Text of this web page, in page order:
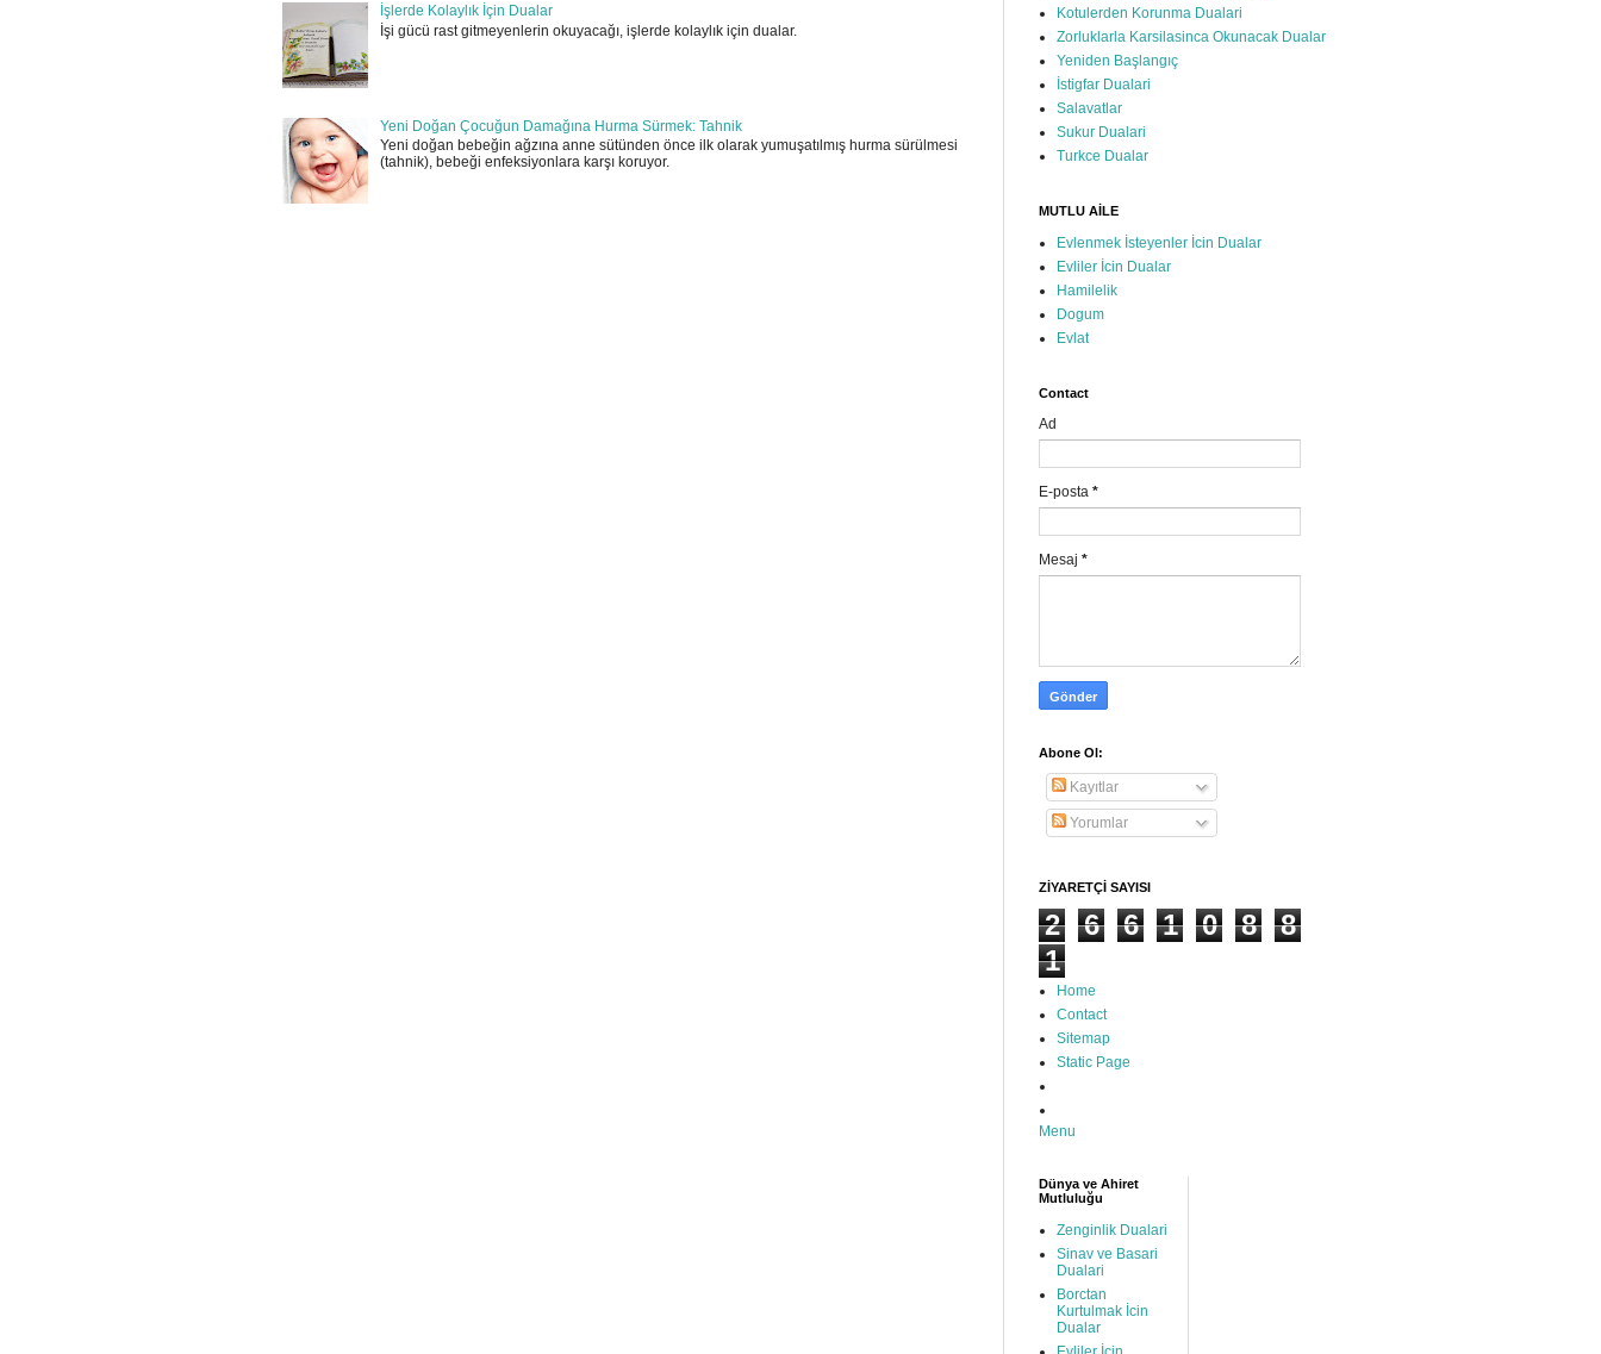
İşlerde Kolaylık İçin Dualar
İşi gücü rast gitmeyenlerin okuyacağı, işlerde kolaylık için dualar.
Yeni Doğan Çocuğun Damağına Hurma Sürmek: Tahnik
Yeni doğan bebeğin ağzına anne sütünden önce ilk olarak yumuşatılmış hurma sürülmesi
(tahnik), bebeği enfeksiyonlara karşı koruyor.
Kotulerden Korunma Dualari
Zorluklarla Karsilasinca Okunacak Dualar
Yeniden Başlangıç
İstigfar Dualari
Salavatlar
Sukur Dualari
Turkce Dualar
MUTLU AİLE
Evlenmek İsteyenler İcin Dualar
Evliler İcin Dualar
Hamilelik
Dogum
Evlat
Contact
Ad
E-posta *
Mesaj *
Abone Ol:
Kayıtlar
Yorumlar
ZİYARETÇİ SAYISI
2 6 6 1 0 8
8
1
Home
Contact
Sitemap
Static Page
Menu
Dünya ve Ahiret
Mutluluğu
Zenginlik Dualari
Sinav ve Basari
Dualari
Borctan
Kurtulmak İcin
Dualar